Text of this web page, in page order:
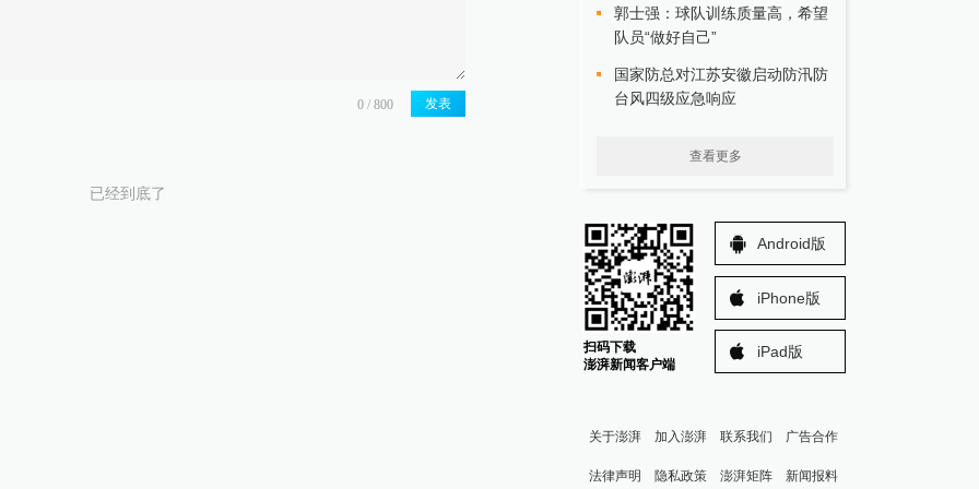
发表
已经到底了
郭士强：球队训练质量高，希望
队员“做好自己”
国家防总对江苏安徽启动防汛防
台风四级应急响应
查看更多
扫码下载
澎湃新闻客户端
Android版
iPhone版
iPad版
关于澎湃 加入澎湃 联系我们 广告合作
法律声明 隐私政策 澎湃矩阵 新闻报料